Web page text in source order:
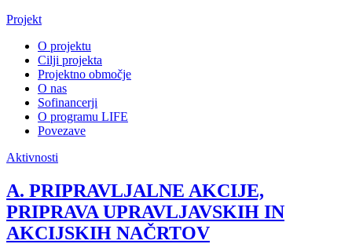
Projekt
O projektu
Cilji projekta
Projektno območje
O nas
Sofinancerji
O programu LIFE
Povezave
Aktivnosti
A. PRIPRAVLJALNE AKCIJE,
PRIPRAVA UPRAVLJAVSKIH IN
AKCIJSKIH NAČRTOV